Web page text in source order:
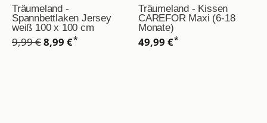
Träumeland -
Spannbettlaken Jersey
weiß 100 x 100 cm
9,99 €8,99 €*
Träumeland - Kissen
CAREFOR Maxi (6-18
Monate)
49,99 €*